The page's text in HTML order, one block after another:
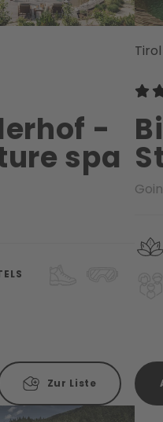
-
spa
Zur Liste
Tirol